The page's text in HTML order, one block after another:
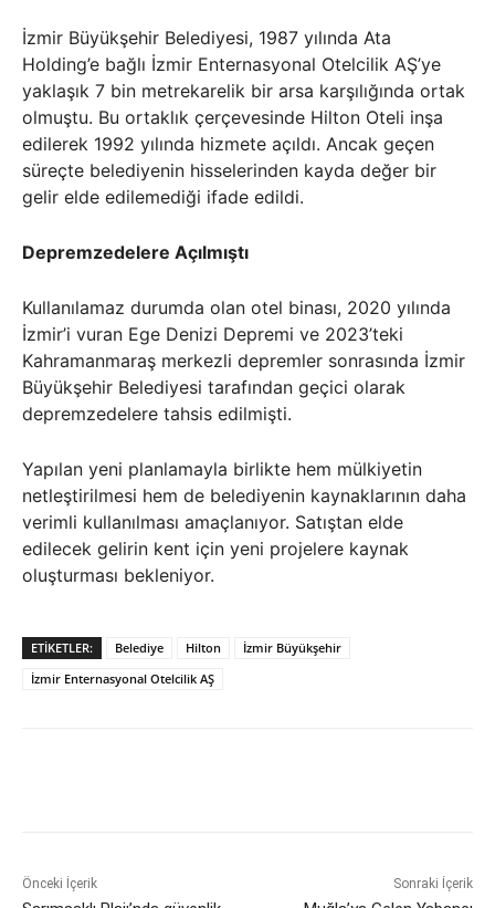
İzmir Büyükşehir Belediyesi, 1987 yılında Ata
Holding’e bağlı İzmir Enternasyonal Otelcilik AŞ’ye
yaklaşık 7 bin metrekarelik bir arsa karşılığında ortak
olmuştu. Bu ortaklık çerçevesinde Hilton Oteli inşa
edilerek 1992 yılında hizmete açıldı. Ancak geçen
süreçte belediyenin hisselerinden kayda değer bir
gelir elde edilemediği ifade edildi.
Depremzedelere Açılmıştı
Kullanılamaz durumda olan otel binası, 2020 yılında
İzmir’i vuran Ege Denizi Depremi ve 2023’teki
Kahramanmaraş merkezli depremler sonrasında İzmir
Büyükşehir Belediyesi tarafından geçici olarak
depremzedelere tahsis edilmişti.
Yapılan yeni planlamayla birlikte hem mülkiyetin
netleştirilmesi hem de belediyenin kaynaklarının daha
verimli kullanılması amaçlanıyor. Satıştan elde
edilecek gelirin kent için yeni projelere kaynak
oluşturması bekleniyor.
ETIKETLER: Belediye Hilton
İzmir Büyükşehir
İzmir Enternasyonal Otelcilik AŞ
Önceki İçerik Sonraki İçerik